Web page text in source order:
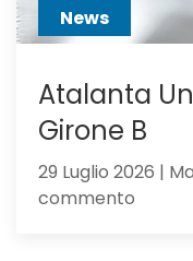
News
Atalanta
Girone B
29 Luglio 2026 |
commento